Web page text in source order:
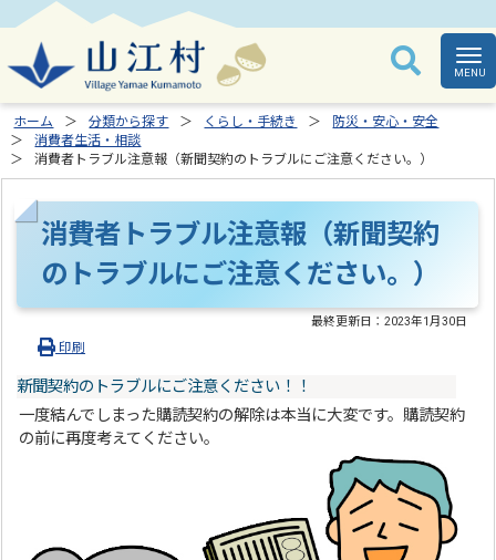
ホーム 分類から探す くらし・手続き
防災・安心・安全
消費者生活・相談
消費者トラブル注意報（新聞契約のトラブルにご注意ください。）
消費者トラブル注意報（新聞契約
のトラブルにご注意ください。）
最終更新日：2023年1月30日
印刷
新聞契約のトラブルにご注意ください！！
一度結んでしまった購読契約の解除は本当に大変です。購読契約
の前に再度考えてください。